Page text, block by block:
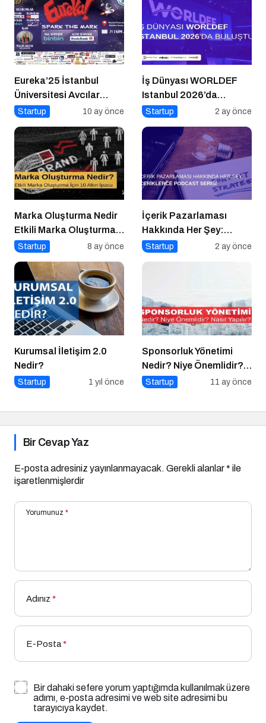
Eureka’25 İstanbul
Üniversitesi Avcılar
Kampüsü İşletme
Startup 10 ay önce
İş Dünyası WORLDEF
Istanbul 2026’da
Buluştu
Startup 2 ay önce
Marka Oluşturma Nedir
Etkili Marka Oluşturma
için 10 Altın İpucu
Startup 8 ay önce
İçerik Pazarlaması
Hakkında Her Şey:
İçeriklerce Podcast
Startup 2 ay önce
Kurumsal İletişim 2.0
Nedir?
Startup 1 yıl önce
Sponsorluk Yönetimi
Nedir? Niye Önemlidir?
Nasıl Yapılır?
Startup 11 ay önce
Bir Cevap Yaz
E-posta adresiniz yayınlanmayacak. Gerekli alanlar* ile
işaretlenmişlerdir
Yorumunuz *
Adınız *
E-Posta*
Bir dahaki sefere yorum yaptığımda kullanılmak üzere
adımı, e-posta adresimi ve web site adresimi bu
tarayıcıya kaydet.